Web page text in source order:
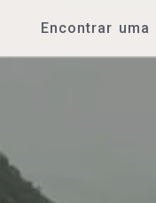
Encontrar uma